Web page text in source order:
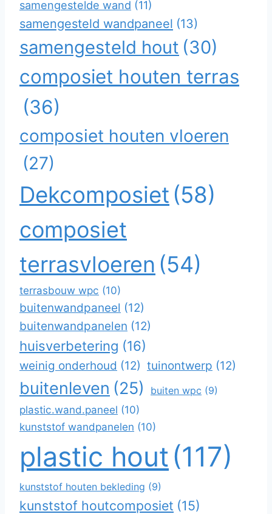
samengestelde wand (11)
samengesteld wandpaneel (13)
samengesteld hout (30)
composiet houten terras
(36)
composiet houten vloeren
(27)
Dekcomposiet (58)
composiet
terrasvloeren (54)
terrasbouw wpc (10)
buitenwandpaneel (12)
buitenwandpanelen (12)
huisverbetering (16)
weinig onderhoud (12) tuinontwerp (12)
buitenleven (25) buiten wpc (9)
plastic.wand.paneel (10)
kunststof wandpanelen (10)
plastic hout(117)
kunststof houten bekleding (9)
kunststof houtcomposiet (15)